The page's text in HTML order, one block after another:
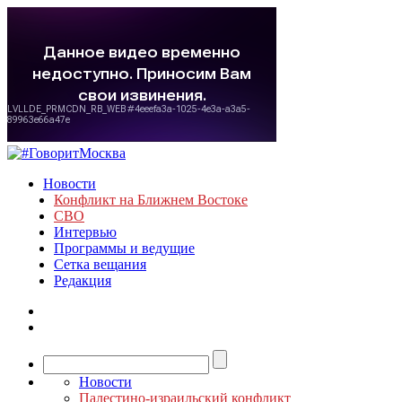
Новости
Конфликт на Ближнем Востоке
СВО
Интервью
Программы и ведущие
Сетка вещания
Редакция
Новости
Палестино-израильский конфликт